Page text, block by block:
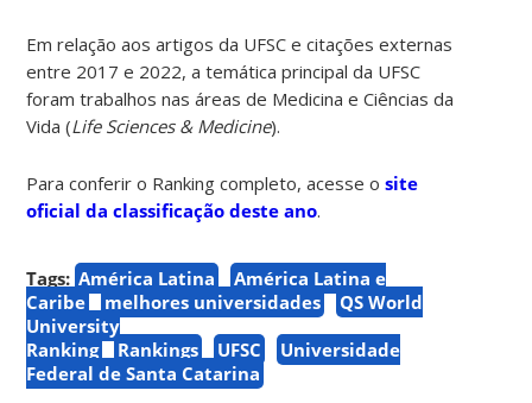
Em relação aos artigos da UFSC e citações externas
entre 2017 e 2022, a temática principal da UFSC
foram trabalhos nas áreas de Medicina e Ciências da
Vida (Life Sciences & Medicine).
Para conferir o Ranking completo, acesse osite
oficial da classificação deste ano.
Tags: América Latina
América Latina e
Caribe
melhores universidades
QS World
University
Ranking
Rankings UFSC
Universidade
Federal de Santa Catarina